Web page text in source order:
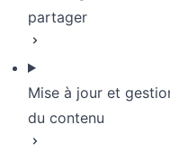
partager
Mise à jour et
du contenu